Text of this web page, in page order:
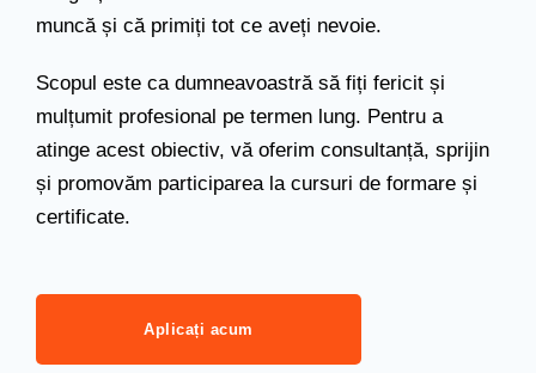
muncă și că primiți tot ce aveți nevoie.
Scopul este ca dumneavoastră să fiți fericit și
mulțumit profesional pe termen lung. Pentru a
atinge acest obiectiv, vă oferim consultanță, sprijin
și promovăm participarea la cursuri de formare și
certificate.
Aplicați acum